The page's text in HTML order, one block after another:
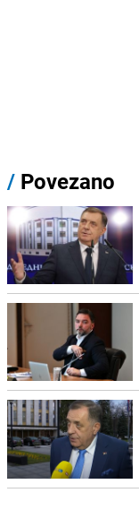
/ Povezano